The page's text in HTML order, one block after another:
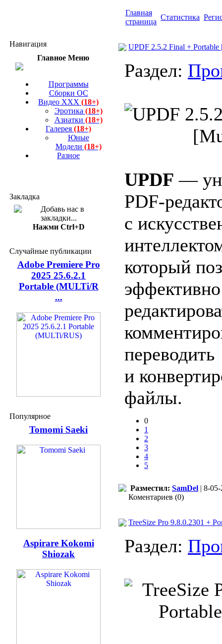
Главная
страница
Статистика
Навигация
Главное Меню
Программы
Сборки ОС
Видео ХХХ (18+)
Эротика (18+)
Азиатки (18+)
Галерея (18+)
Юные
Модели (18+)
Разное
Закладка
Нажми Ctrl+D
Случайные публикации
Adobe Premiere Pro
2025 25.6.2.1
Portable (MULTi/R
...
Популярное
Tomomi Saeki
Aspirare Kokomi
Shiozak
UPDF 2.5.2 Final +
Раздел:
UPDF —
PDF-
с
который
переводить
и
файлы.
0
1
2
3
4
5
Разместил: SamDel | 8-
Коментариев (0)
TreeSize Pro 9.8.0.2301 +
Раздел: